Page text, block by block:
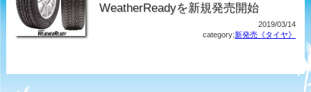
WeatherReadyを新規発売開始
2019/03/14
category:新発売《タイヤ》